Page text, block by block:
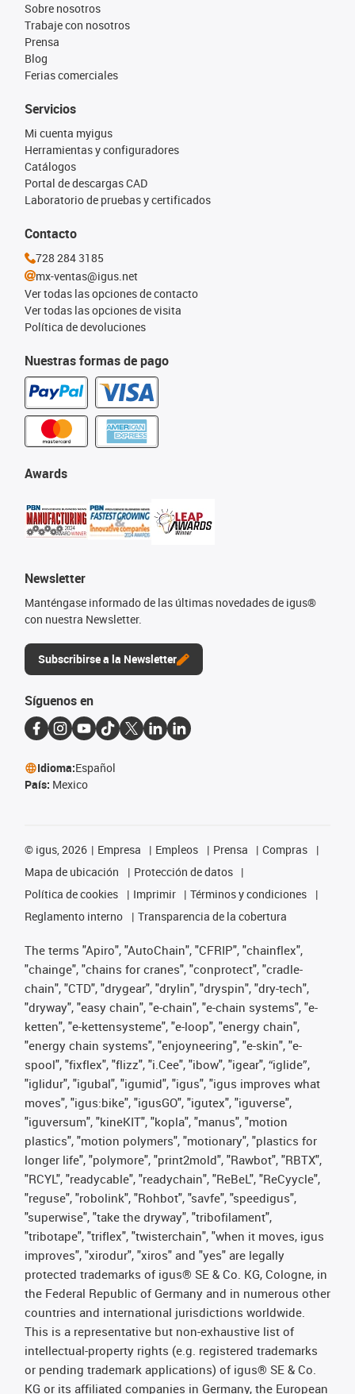
Sobre nosotros
Trabaje con nosotros
Prensa
Blog
Ferias comerciales
Nuestras formas de pago
Servicios
Mi cuenta myigus
Herramientas y configuradores
Catálogos
Portal de descargas CAD
Laboratorio de pruebas y certificados
Awards
Newsletter
Manténgase informado de las últimas novedades de igus®
con nuestra Newsletter.
Subscribirse a la Newsletter
Contacto
728 284 3185
mx-ventas@igus.net
Ver todas las opciones de contacto
Ver todas las opciones de visita
Política de devoluciones
Síguenos en
Idioma:Español
País: Mexico
© igus, 2026 Empresa Empleos Prensa
Compras
Mapa de ubicación
Protección de datos
Política de cookies
Imprimir
Términos y condiciones
Reglamento interno
Transparencia de la cobertura
The terms "Apiro", "AutoChain", "CFRIP", "chainflex",
"chainge", "chains for cranes", "conprotect", "cradle-
chain", "CTD", "drygear", "drylin", "dryspin", "dry-tech",
"dryway", "easy chain", "e-chain", "e-chain systems", "e-
ketten", "e-kettensysteme", "e-loop", "energy chain",
"energy chain systems", "enjoyneering", "e-skin", "e-
spool", "fixflex", "flizz", "i.Cee", "ibow", "igear", “iglide”,
"iglidur", "igubal", "igumid", "igus", "igus improves what
moves", "igus:bike", "igusGO", "igutex", "iguverse",
"iguversum", "kineKIT", "kopla", "manus", "motion
plastics", "motion polymers", "motionary", "plastics for
longer life", "polymore", "print2mold", "Rawbot", "RBTX",
"RCYL", "readycable", "readychain", "ReBeL", "ReCyycle",
"reguse", "robolink", "Rohbot", "savfe", "speedigus",
"superwise", "take the dryway", "tribofilament",
"tribotape", "triflex", "twisterchain", "when it moves, igus
improves", "xirodur", "xiros" and "yes" are legally
protected trademarks of igus® SE & Co. KG, Cologne, in
the Federal Republic of Germany and in numerous other
countries and international jurisdictions worldwide.
This is a representative but non-exhaustive list of
intellectual-property rights (e.g. registered trademarks
or pending trademark applications) of igus® SE & Co.
KG or its affiliated companies in Germany, the European